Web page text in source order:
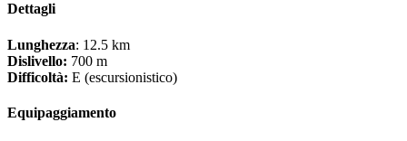
Dettagli
Lunghezza: 12.5 km
Dislivello: 700 m
Difficoltà: E (escursionistico)
Equipaggiamento